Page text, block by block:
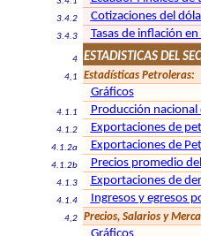
3.4.2 Cotizaciones del
3.4.3 Tasas de inflación
4 ESTADISTICAS DEL
4,1 Estadísticas Petroleras:
Gráficos
4.1.1 Producción
4.1.2 Exportaciones de
4.1.2a Exportaciones de
4.1.2b Precios promedio
4.1.3 Exportaciones de
4.1.4 Ingresos y egresos
4,2 Precios, Salarios y